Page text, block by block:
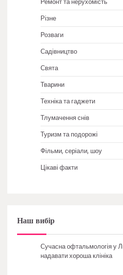
Різне
Розваги
Садівництво
Свята
Тварини
Техніка та гаджети
Тлумачення снів
Туризм та подорожі
Фільми, серіали, шоу
Цікаві факти
Наш вибір
Сучасна офтальмологія у
надавати хороша клініка